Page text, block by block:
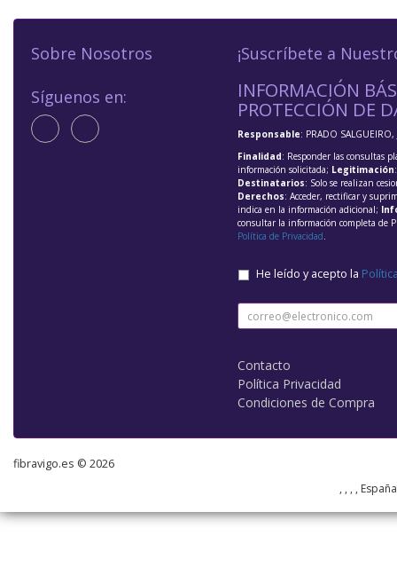
Sobre Nosotros
Síguenos en:
¡Suscríbete a
INFORMACIÓN
PROTECCIÓN DE
Responsable: PRADO SALGUEIRO,
Finalidad: Responder las consultas
información solicitada; Legitimación
Destinatarios: Solo se realizan
Derechos: Acceder, rectificar y
indica en la información adicional;
consultar la información completa de
Política de Privacidad.
He leído y acepto la
Contacto
Política Privacidad
Condiciones de Compra
fibravigo.es © 2026
, , , ,